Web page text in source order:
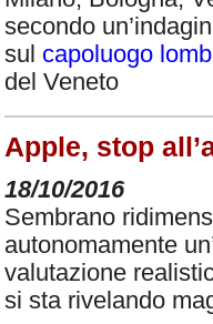
secondo
sul capoluogo
del Veneto
Apple, stop
18/10/2016
Sembrano
autonomamente
valutazione
si sta rivelando